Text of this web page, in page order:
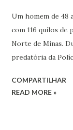
Um homem de 48
com 116 quilos de
Norte de Minas.
predatória da
Esplanada. De
COMPARTILHAR
READ MORE »